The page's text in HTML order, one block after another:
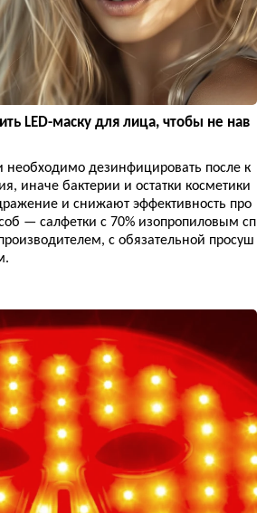
LED-маску для лица, чтобы не нав
необходимо дезинфицировать после к
иначе бактерии и остатки косметики
и снижают эффективность про
— салфетки с 70% изопропиловым сп
с обязательной просуш